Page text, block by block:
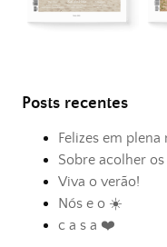
Posts recentes
Felizes em
Sobre acolher
Viva o verão!
Nós e o ☀️
c a s a ❤️